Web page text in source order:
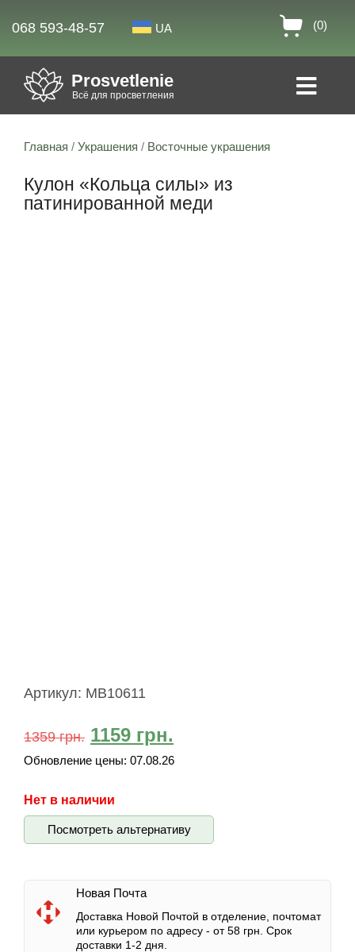
068 593-48-57 UA (0)
Prosvetlenie
Всё для просветления
Главная / Украшения / Восточные украшения
Кулон «Кольца силы» из
патинированной меди
Артикул: MB10611
1359грн. 1159 грн.
Обновление цены: 07.08.26
Нет в наличии
Посмотреть альтернативу
Новая Почта
Доставка Новой Почтой в отделение, почтомат
или курьером по адресу - от 58 грн. Срок
доставки 1-2 дня.